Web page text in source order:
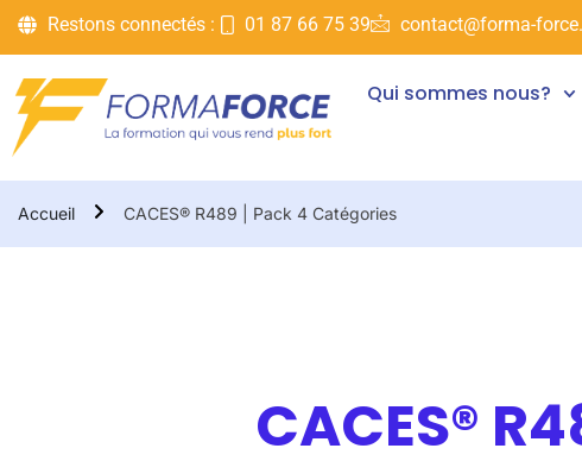
Restons connectés : 01 87 66 75 39 contact@forma-
Qui sommes nous?
Accueil CACES® R489 | Pack 4 Catégories
CACES®